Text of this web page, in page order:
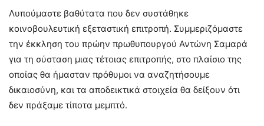
Λυπούμαστε βαθύτατα που δεν συστάθηκε
κοινοβουλευτική εξεταστική επιτροπή. Συμμεριζόμαστε
την έκκληση του πρώην πρωθυπουργού Αντώνη Σαμαρά
για τη σύσταση μιας τέτοιας επιτροπής, στο πλαίσιο της
οποίας θα ήμασταν πρόθυμοι να αναζητήσουμε
δικαιοσύνη, και τα αποδεικτικά στοιχεία θα δείξουν ότι
δεν πράξαμε τίποτα μεμπτό.